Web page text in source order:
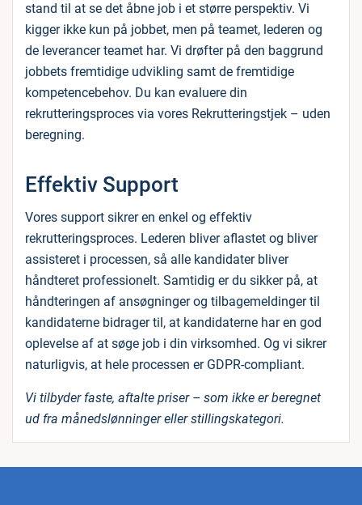
stand til at se det åbne job i et større perspektiv. Vi
kigger ikke kun på jobbet, men på teamet, lederen og
de leverancer teamet har. Vi drøfter på den baggrund
jobbets fremtidige udvikling samt de fremtidige
kompetencebehov. Du kan evaluere din
rekrutteringsproces via vores Rekrutteringstjek – uden
beregning.
Effektiv Support
Vores support sikrer en enkel og effektiv
rekrutteringsproces. Lederen bliver aflastet og bliver
assisteret i processen, så alle kandidater bliver
håndteret professionelt. Samtidig er du sikker på, at
håndteringen af ansøgninger og tilbagemeldinger til
kandidaterne bidrager til, at kandidaterne har en god
oplevelse af at søge job i din virksomhed. Og vi sikrer
naturligvis, at hele processen er GDPR-compliant.
Vi tilbyder faste, aftalte priser – som ikke er beregnet
ud fra månedslønninger eller stillingskategori.